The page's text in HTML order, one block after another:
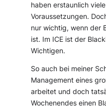
haben erstaunlich
Voraussetzungen.
nur wichtig, wenn der
ist. Im ICE ist der
Wichtigen.
So auch bei meiner
Management eines
arbeitet und doch
Wochenendes einen